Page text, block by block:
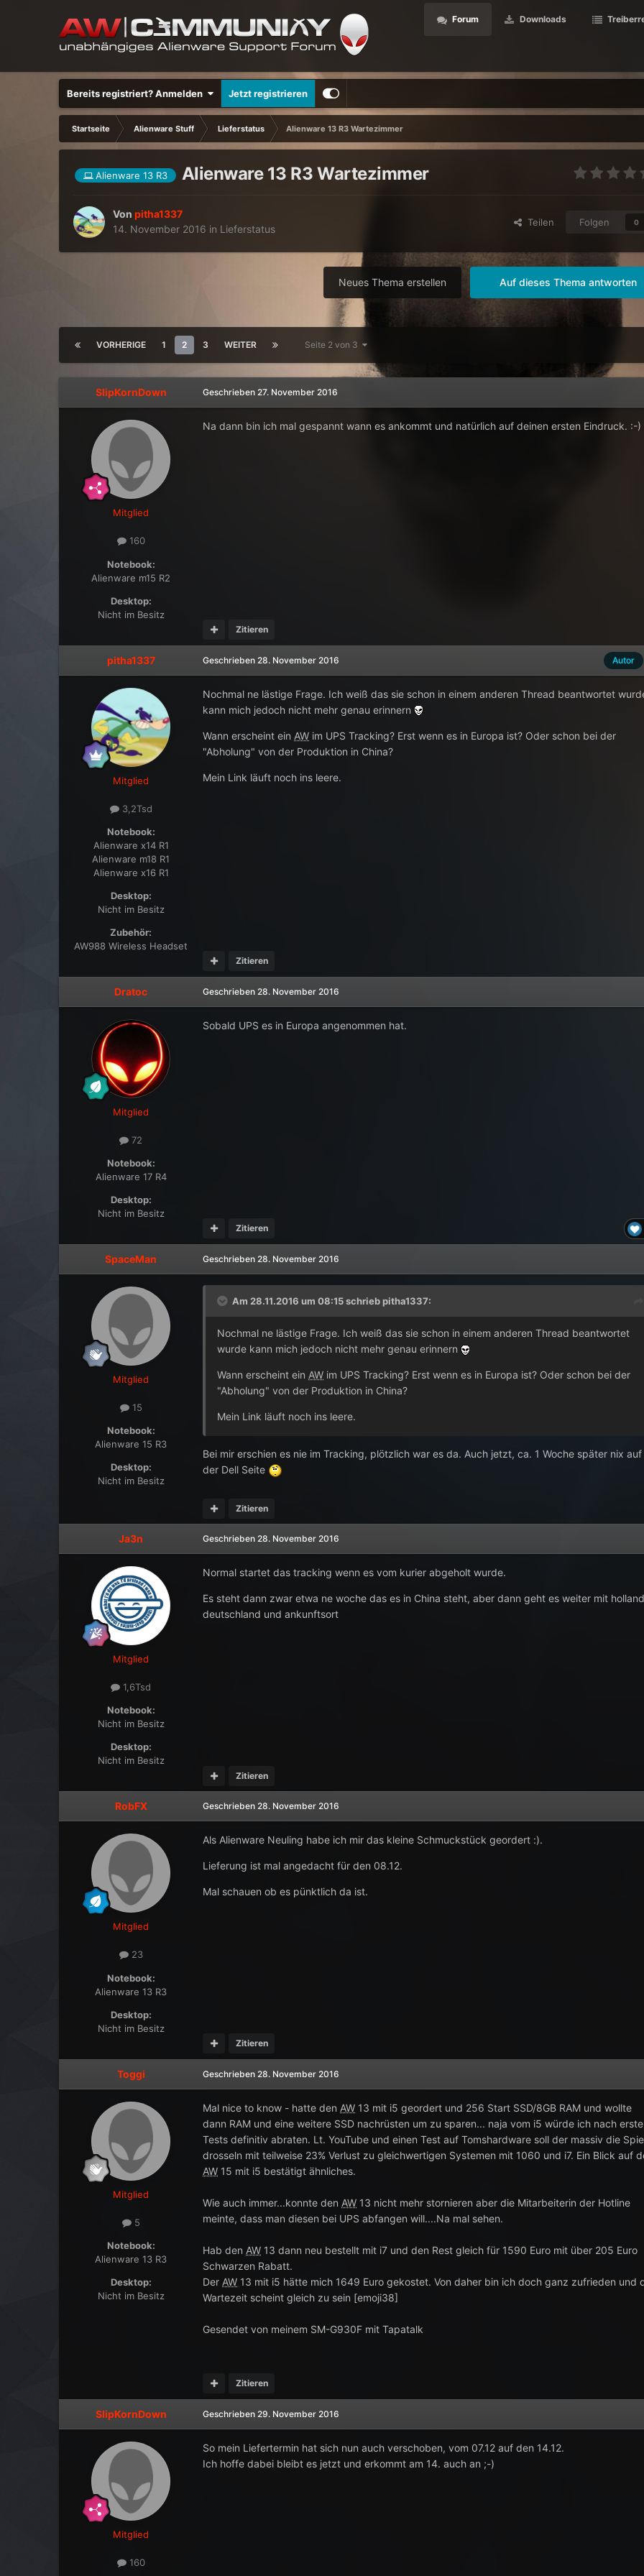
Forum Downloads
Bereits registriert? Anmelden Jetzt registrieren
Startseite Alienware Stuff Lieferstatus Alienware 13 R3 Wartezimmer
Alienware 13 R3 Alienware 13 R3 Wartezimmer
Vonpitha1337
14. November 2016 in Lieferstatus
Teilen Folgen 0
Auf dieses Thema antworten
Neues Thema erstellen
VORHERIGE 1 2 3 WEITER Seite 2 von 3
SlipKornDown
Mitglied
160
Notebook:
Alienware m15 R2
Desktop:
Nicht im Besitz
Geschrieben27. November 2016
Na dann bin ich mal gespannt wann es ankommt und natürlich auf deinen ersten Eindruck. :-)
Zitieren
pitha1337
Mitglied
3,2Tsd
Notebook:
Alienware x14 R1
Alienware m18 R1
Alienware x16 R1
Desktop:
Nicht im Besitz
Zubehör:
AW988 Wireless Headset
Autor
Geschrieben 28. November 2016
Nochmal ne lästige Frage. Ich weiß das sie schon in einem anderen Thread beantwortet
kann mich jedoch nicht mehr genau erinnern
Wann erscheint ein AW im UPS Tracking? Erst wenn es in Europa ist? Oder schon bei der
"Abholung" von der Produktion in China?
Mein Link läuft noch ins leere.
Zitieren
Dratoc
Mitglied
72
Notebook:
Alienware 17 R4
Desktop:
Nicht im Besitz
Geschrieben 28. November 2016
Sobald UPS es in Europa angenommen hat.
Zitieren
SpaceMan
Mitglied
15
Notebook:
Alienware 15 R3
Desktop:
Nicht im Besitz
Geschrieben 28. November 2016
Am 28.11.2016 um 08:15 schriebpitha1337:
Nochmal ne lästige Frage. Ich weiß das sie schon in einem anderen Thread beantwortet
wurde kann mich jedoch nicht mehr genau erinnern
Wann erscheint ein AW im UPS Tracking? Erst wenn es in Europa ist? Oder schon bei der
"Abholung" von der Produktion in China?
Mein Link läuft noch ins leere.
Bei mir erschien es nie im Tracking, plötzlich war es da. Auch jetzt, ca. 1 Woche später nix auf
der Dell Seite
Zitieren
Ja3n
Mitglied
1,6Tsd
Notebook:
Nicht im Besitz
Desktop:
Nicht im Besitz
Geschrieben28. November 2016
Normal startet das tracking wenn es vom kurier abgeholt wurde.
Es steht dann zwar etwa ne woche das es in China steht, aber dann geht es weiter mit
deutschland und ankunftsort
Zitieren
RobFX
Mitglied
23
Notebook:
Alienware 13 R3
Desktop:
Nicht im Besitz
Geschrieben28. November 2016
Als Alienware Neuling habe ich mir das kleine Schmuckstück geordert :).
Lieferung ist mal angedacht für den 08.12.
Mal schauen ob es pünktlich da ist.
Zitieren
Toggi
Mitglied
5
Notebook:
Alienware 13 R3
Desktop:
Nicht im Besitz
Geschrieben 28. November 2016
Mal nice to know - hatte den AW 13 mit i5 geordert und 256 Start SSD/8GB RAM und wollte
dann RAM und eine weitere SSD nachrüsten um zu sparen... naja vom i5 würde ich nach
Tests definitiv abraten. Lt. YouTube und einen Test auf Tomshardware soll der massiv die
drosseln mit teilweise 23% Verlust zu gleichwertigen Systemen mit 1060 und i7. Ein Blick auf
AW 15 mit i5 bestätigt ähnliches.
Wie auch immer...konnte den AW 13 nicht mehr stornieren aber die Mitarbeiterin der Hotline
meinte, dass man diesen bei UPS abfangen will....Na mal sehen.
Hab den AW 13 dann neu bestellt mit i7 und den Rest gleich für 1590 Euro mit über 205 Euro
Schwarzen Rabatt.
Der AW 13 mit i5 hätte mich 1649 Euro gekostet. Von daher bin ich doch ganz zufrieden und
Wartezeit scheint gleich zu sein [emoji38]
Gesendet von meinem SM-G930F mit Tapatalk
Zitieren
SlipKornDown
Mitglied
160
Geschrieben 29. November 2016
So mein Liefertermin hat sich nun auch verschoben, vom 07.12 auf den 14.12.
Ich hoffe dabei bleibt es jetzt und erkommt am 14. auch an ;-)